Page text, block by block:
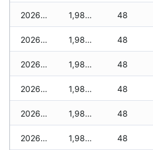
2026-01-17 1,980 zł 48
2026-01-16 1,980 zł 48
2026-01-15 1,980 zł 48
2026-01-14 1,980 zł 48
2026-01-13 1,980 zł 48
2026-01-12 1,980 zł 48